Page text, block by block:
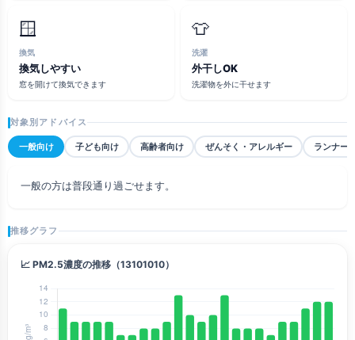
🪟
換気
換気しやすい
窓を開けて換気できます
👕
洗濯
外干しOK
洗濯物を外に干せます
対象別アドバイス
一般向け 子ども向け 高齢者向け ぜんそく・アレルギー ランナー
一般の方は普段通り過ごせます。
推移グラフ
📈 PM2.5濃度の推移（13101010）